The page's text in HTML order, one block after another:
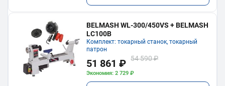
BELMASH WL-300/450VS + BELMASH
LC100B
Комплект: токарный станок, токарный
патрон
51 861 ₽ 54 590 ₽
Экономия: 2 729 ₽